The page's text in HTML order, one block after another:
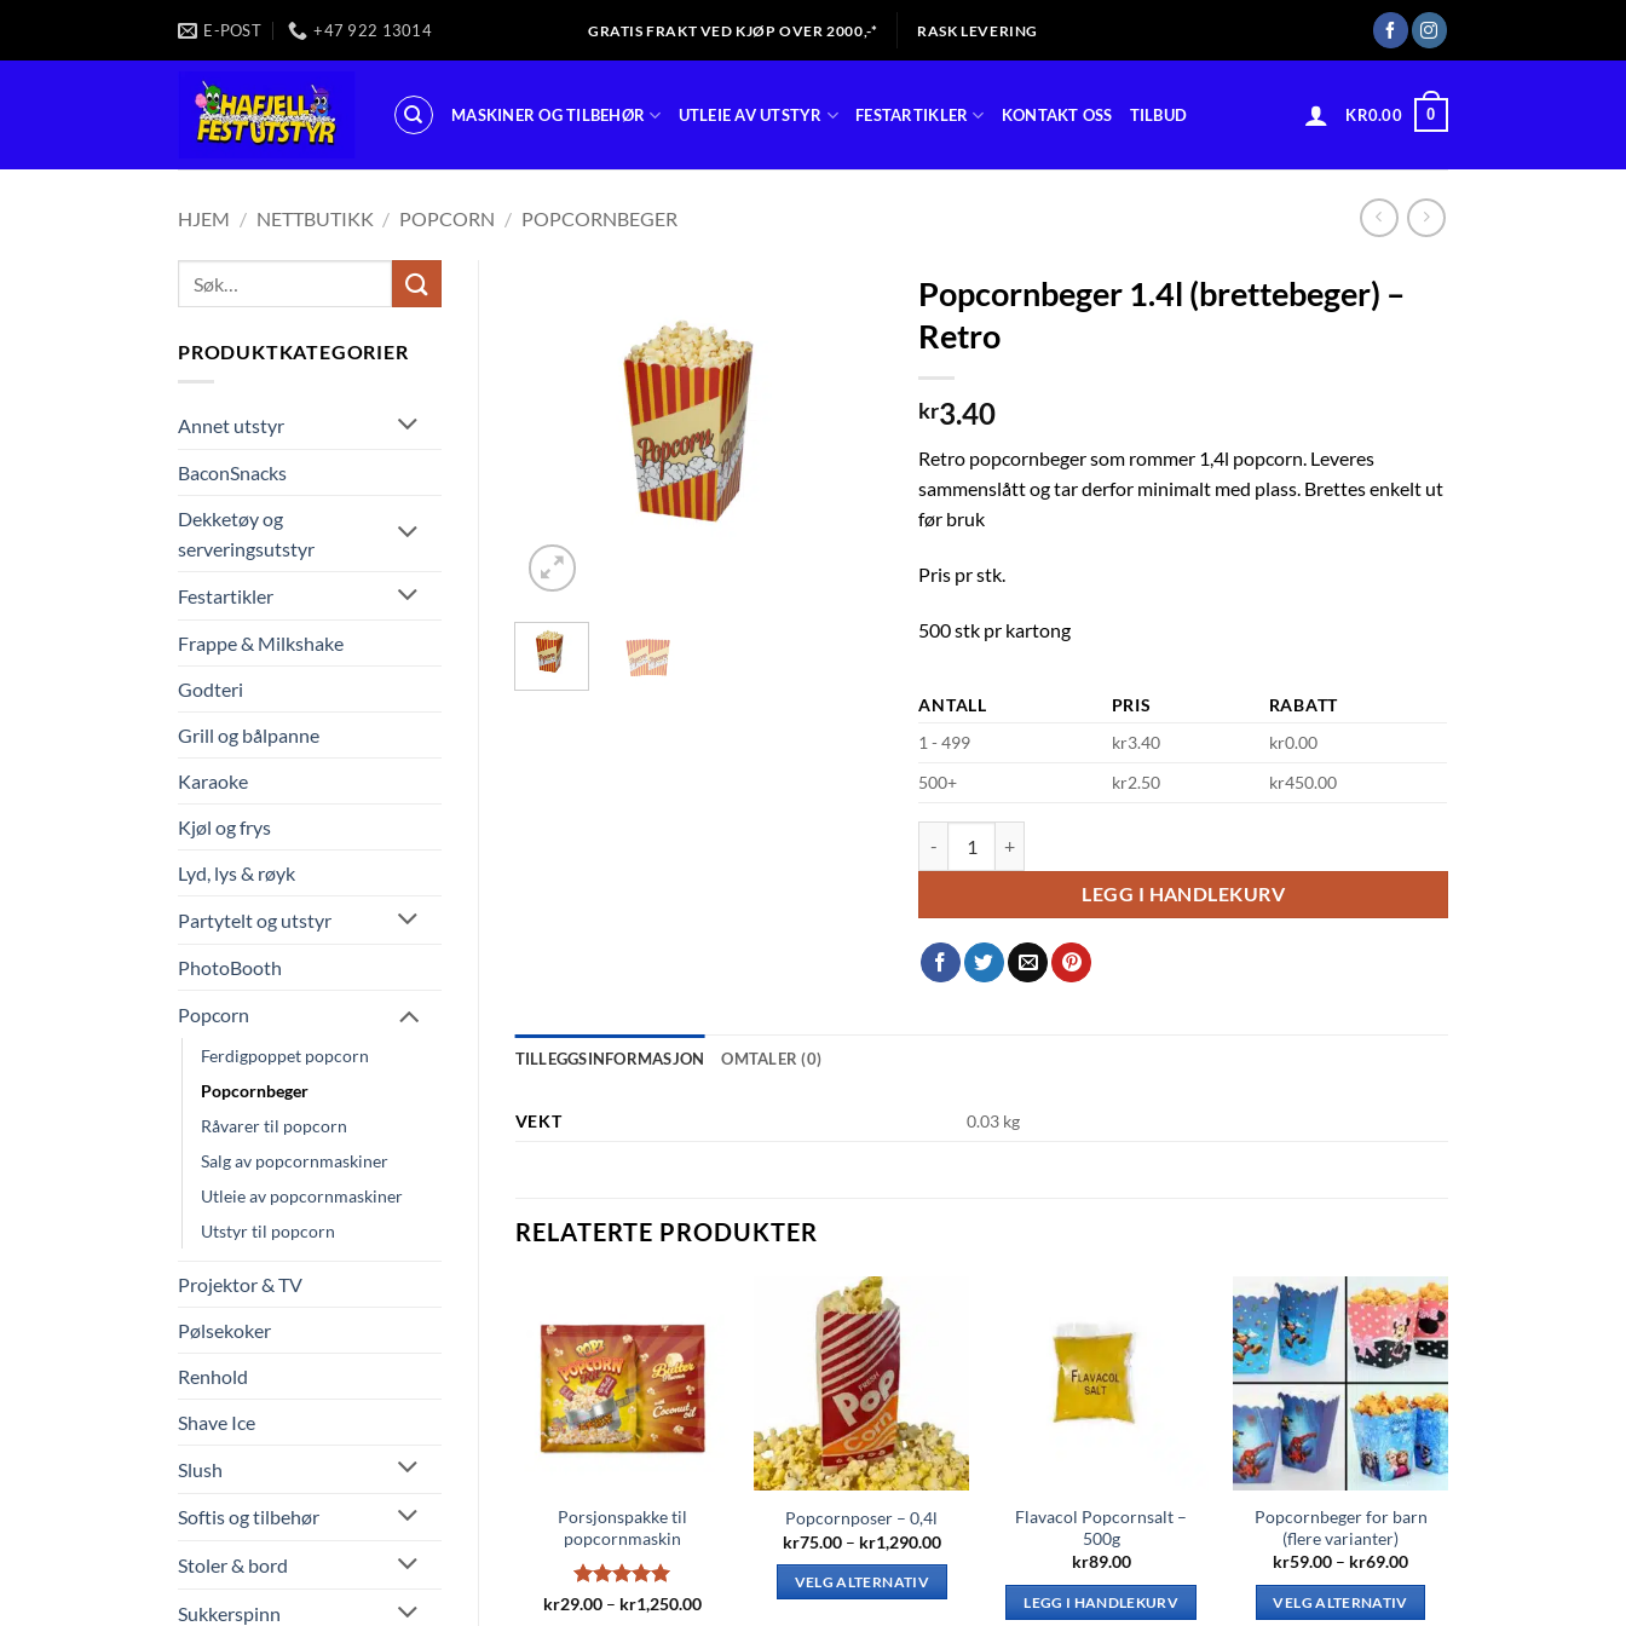
E-POST +47 922 13014 GRATIS FRAKT VED KJØP OVER 2000,-* RASK LEVERING
MASKINER OG TILBEHØR UTLEIE AV UTSTYR FESTARTIKLER KONTAKT OSS TILBUD KR0.00 0
HJEM / NETTBUTIKK / POPCORN / POPCORNBEGER
PRODUKTKATEGORIER
Annet utstyr
BaconSnacks
Dekketøy og
serveringsutstyr
Festartikler
Frappe & Milkshake
Godteri
Grill og bålpanne
Karaoke
Kjøl og frys
Lyd, lys & røyk
Partytelt og utstyr
PhotoBooth
Popcorn
Ferdigpoppet popcorn
Popcornbeger
Råvarer til popcorn
Salg av popcornmaskiner
Utleie av popcornmaskiner
Utstyr til popcorn
Projektor & TV
Pølsekoker
Renhold
Shave Ice
Slush
Softis og tilbehør
Stoler & bord
Sukkerspinn
Popcornbeger 1.4l (brettebeger) –
Retro
kr3.40
Retro popcornbeger som rommer 1,4l popcorn. Leveres
sammenslått og tar derfor minimalt med plass. Brettes enkelt ut
før bruk
Pris pr stk.
500 stk pr kartong
ANTALL PRIS
RABATT
1 - 499
kr3.40
kr0.00
500+
kr2.50 kr450.00
LEGG I HANDLEKURV
TILLEGGSINFORMASJON OMTALER (0)
VEKT 0.03 kg
RELATERTE PRODUKTER
Porsjonspakke til
popcornmaskin
Vurdert5
kr29.00 – kr1,250.00Prisområde:
Popcornposer – 0,4l
kr75.00 – kr1,290.00Prisområde:
kr1,290.00
VELG ALTERNATIV
Flavacol Popcornsalt –
500g
kr89.00
LEGG I HANDLEKURV
Popcornbeger for barn
(flere varianter)
kr59.00 – kr69.00Prisområde:
VELG ALTERNATIV
Popcornsalt – 1kg
Utleie av vogn til
250.00
VELG DATO I